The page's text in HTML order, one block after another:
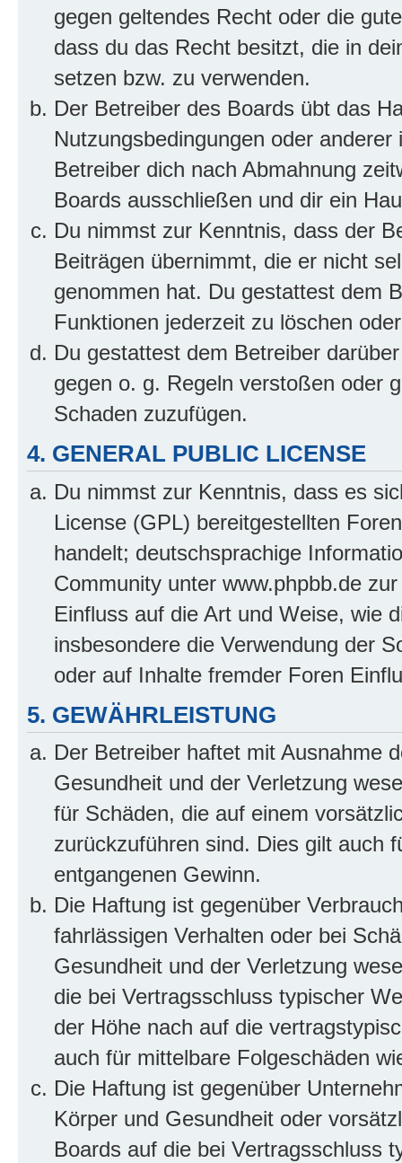
gegen geltendes Recht oder die
dass du das Recht besitzt, die in
setzen bzw. zu verwenden.
Der Betreiber des Boards übt das
Nutzungsbedingungen oder
Betreiber dich nach Abmahnung
Boards ausschließen und dir ein
Du nimmst zur Kenntnis, dass der
Beiträgen übernimmt, die er nicht
genommen hat. Du gestattest dem
Funktionen jederzeit zu löschen
Du gestattest dem Betreiber
gegen o. g. Regeln verstoßen oder
Schaden zuzufügen.
4. GENERAL PUBLIC LICENSE
Du nimmst zur Kenntnis, dass es
License (GPL) bereitgestellten
handelt; deutschsprachige
Community unter www.phpbb.de
Einfluss auf die Art und Weise, wie
insbesondere die Verwendung der
oder auf Inhalte fremder Foren
5. GEWÄHRLEISTUNG
Der Betreiber haftet mit Ausnahme
Gesundheit und der Verletzung
für Schäden, die auf einem
zurückzuführen sind. Dies gilt auch
entgangenen Gewinn.
Die Haftung ist gegenüber
fahrlässigen Verhalten oder bei
Gesundheit und der Verletzung
die bei Vertragsschluss typischer
der Höhe nach auf die
auch für mittelbare Folgeschäden
Die Haftung ist gegenüber
Körper und Gesundheit oder
Boards auf die bei Vertragsschluss